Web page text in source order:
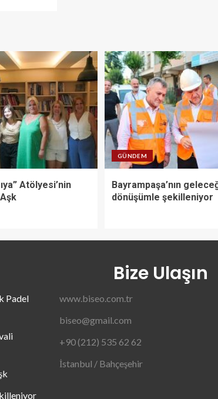
Atölyesi’nin
GÜNDEM
Bayrampaşa’nın
dönüşümle şekilleniyor
Padel
Bize Ulaşın
www.biseo.com.tr
biseo@gmail.com
+90 (212) 535 62 62
İstanbul / Bahçeşehir